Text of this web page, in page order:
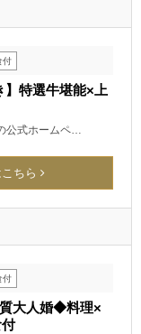
付
】特選牛堪能×上
公式ホームペ…
こちら
付
大人婚◆料理×